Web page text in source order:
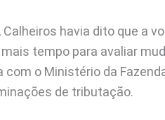
havia dito que a
tempo para avaliar
com o Ministério da
de tributação.